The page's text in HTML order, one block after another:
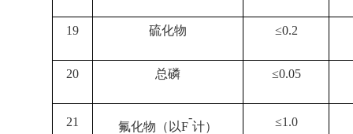
19 硫化物 ≤0.2
20 总磷 ≤0.05
21 氟化物（以F
-
计） ≤1.0